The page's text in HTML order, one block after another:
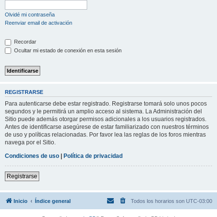
Olvidé mi contraseña
Reenviar email de activación
Recordar
Ocultar mi estado de conexión en esta sesión
REGISTRARSE
Para autenticarse debe estar registrado. Registrarse tomará solo unos pocos
segundos y le permitirá un amplio acceso al sistema. La Administración del
Sitio puede además otorgar permisos adicionales a los usuarios registrados.
Antes de identificarse asegúrese de estar familiarizado con nuestros términos
de uso y políticas relacionadas. Por favor lea las reglas de los foros mientras
navega por el Sitio.
Condiciones de uso | Política de privacidad
Registrarse
Inicio Índice general Todos los horarios son UTC-03:00